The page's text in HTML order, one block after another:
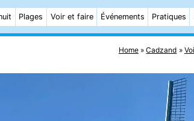
Plages Voir et faire Événements Pratiques
Home Cadzand